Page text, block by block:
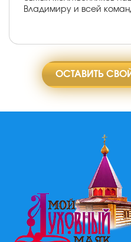
Владимиру и всей
ОСТАВИТЬ